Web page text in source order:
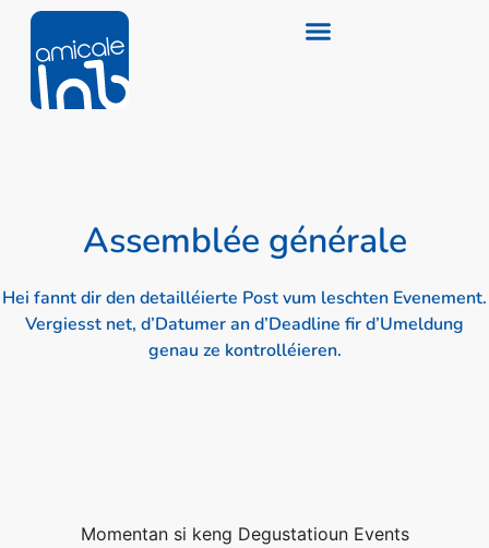
Assemblée générale
Hei fannt dir den detailléierte Post vum leschten Evenement.
Vergiesst net, d’Datumer an d’Deadline fir d’Umeldung
genau ze kontrolléieren.
Momentan si keng Degustatioun Events